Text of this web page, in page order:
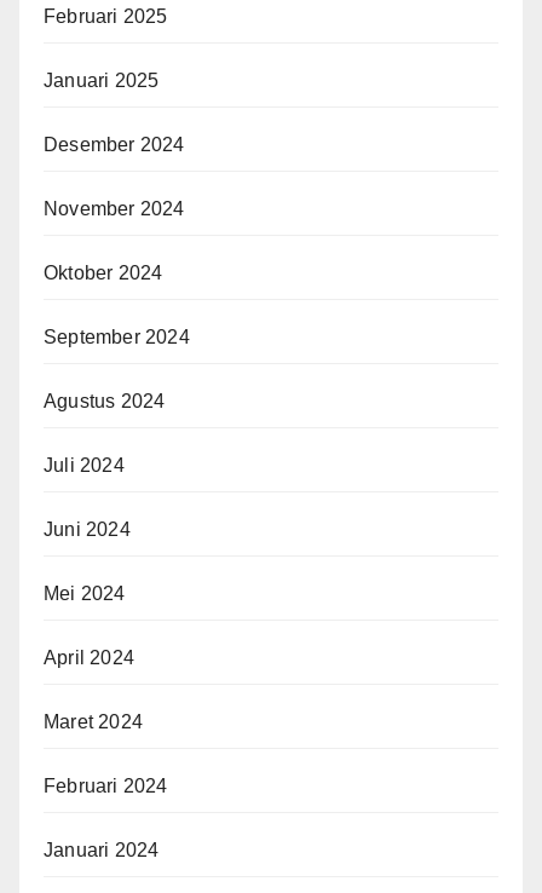
Februari 2025
Januari 2025
Desember 2024
November 2024
Oktober 2024
September 2024
Agustus 2024
Juli 2024
Juni 2024
Mei 2024
April 2024
Maret 2024
Februari 2024
Januari 2024